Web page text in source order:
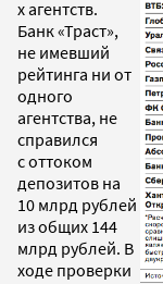
х агентств.
Банк «Траст»,
не имевший
рейтинга ни от
одного
агентства, не
справился
с оттоком
депозитов на
10 млрд рублей
из общих 144
млрд рублей. В
ходе проверки